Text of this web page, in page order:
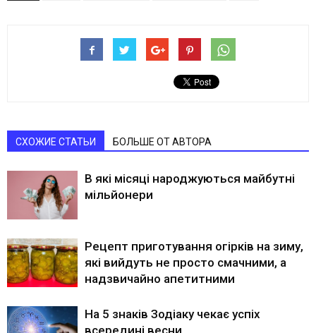
СХОЖИЕ СТАТЬИ БОЛЬШЕ ОТ АВТОРА
В які місяці народжуються майбутні
мільйонери
Рецепт приготування огірків на зиму,
які вийдуть не просто смачними, а
надзвичайно апетитними
На 5 знаків Зодіаку чекає успіх